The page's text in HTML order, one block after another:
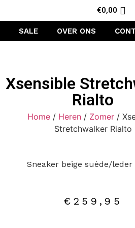
€0,00
SALE OVER ONS
Xsensible
Rialto
Home / Heren / Zomer /
Stretchwalker Rialto
Sneaker beige suède/leder
€ 259,95